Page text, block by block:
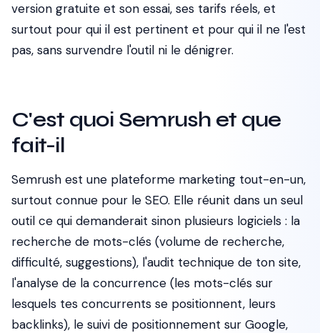
version gratuite et son essai, ses tarifs réels, et
surtout pour qui il est pertinent et pour qui il ne l'est
pas, sans survendre l'outil ni le dénigrer.
C'est quoi Semrush et que
fait-il
Semrush est une plateforme marketing tout-en-un,
surtout connue pour le SEO. Elle réunit dans un seul
outil ce qui demanderait sinon plusieurs logiciels : la
recherche de mots-clés (volume de recherche,
difficulté, suggestions), l'audit technique de ton site,
l'analyse de la concurrence (les mots-clés sur
lesquels tes concurrents se positionnent, leurs
backlinks), le suivi de positionnement sur Google,